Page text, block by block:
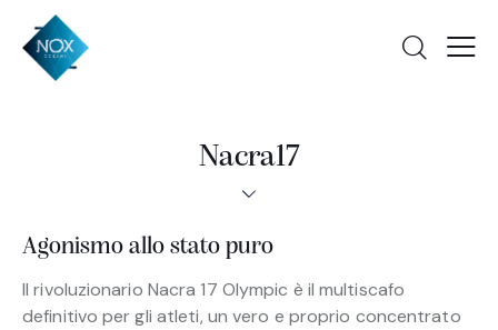
Nacra17
Agonismo allo stato puro
Il rivoluzionario Nacra 17 Olympic è il multiscafo
definitivo per gli atleti, un vero e proprio concentrato